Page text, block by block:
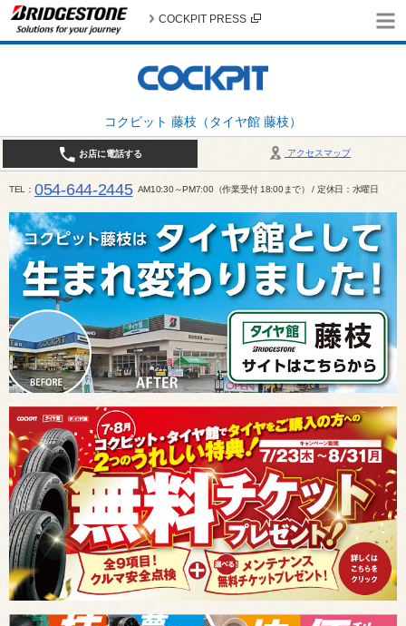
コクピット 藤枝（タイヤ館 藤枝）
COCKPIT PRESS
アクセスマップ
お店に電話する
TEL 054-644-2445 AM10:30～PM7:00（作業受付 18:00まで） / 定休日：水曜日